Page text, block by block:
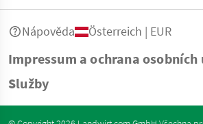
Impressum a ochrana osobních
Služby
Nápověda Österreich | EUR